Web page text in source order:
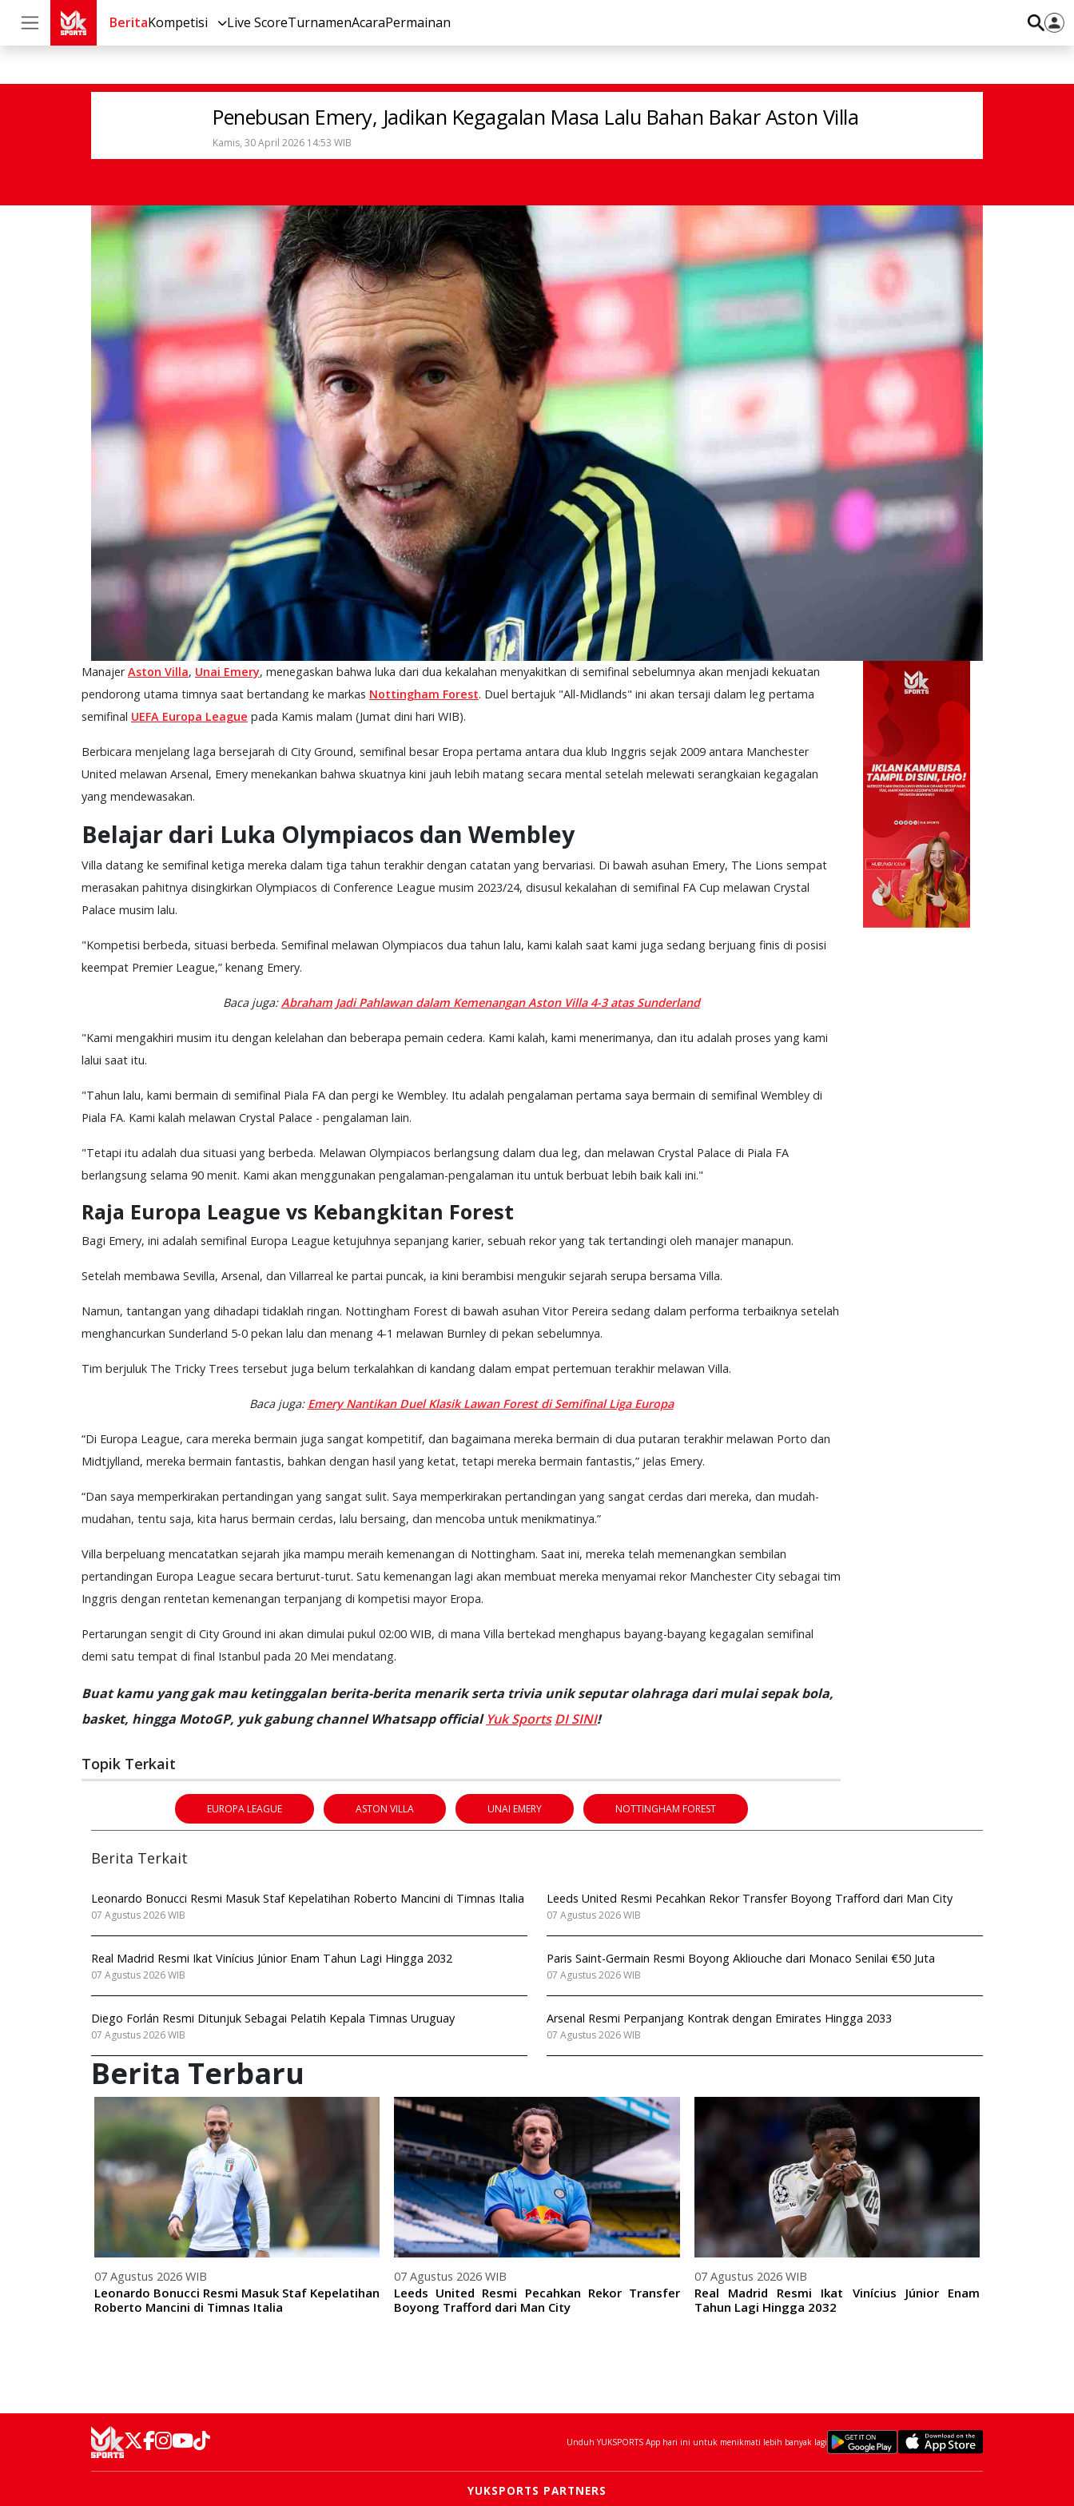
BeritaKompetisi Live ScoreTurnamenAcaraPermainan
Penebusan Emery, Jadikan Kegagalan Masa Lalu Bahan Bakar Aston Villa
Kamis, 30 April 2026 14:53 WIB
ManajerAston Villa, Unai Emery, menegaskan bahwa luka dari dua kekalahan menyakitkan di semifinal sebelumnya akan menjadi kekuatan
pendorong utama timnya saat bertandang ke markas Nottingham Forest. Duel bertajuk "All-Midlands" ini akan tersaji dalam leg pertama
semifinal UEFA Europa League pada Kamis malam (Jumat dini hari WIB).
Berbicara menjelang laga bersejarah di City Ground, semifinal besar Eropa pertama antara dua klub Inggris sejak 2009 antara Manchester
United melawan Arsenal, Emery menekankan bahwa skuatnya kini jauh lebih matang secara mental setelah melewati serangkaian kegagalan
yang mendewasakan.
Belajar dari Luka Olympiacos dan Wembley
Villa datang ke semifinal ketiga mereka dalam tiga tahun terakhir dengan catatan yang bervariasi. Di bawah asuhan Emery, The Lions sempat
merasakan pahitnya disingkirkan Olympiacos di Conference League musim 2023/24, disusul kekalahan di semifinal FA Cup melawan Crystal
Palace musim lalu.
"Kompetisi berbeda, situasi berbeda. Semifinal melawan Olympiacos dua tahun lalu, kami kalah saat kami juga sedang berjuang finis di posisi
keempat Premier League,” kenang Emery.
Baca juga:Abraham Jadi Pahlawan dalam Kemenangan Aston Villa 4-3 atas Sunderland
"Kami mengakhiri musim itu dengan kelelahan dan beberapa pemain cedera. Kami kalah, kami menerimanya, dan itu adalah proses yang kami
lalui saat itu.
"Tahun lalu, kami bermain di semifinal Piala FA dan pergi ke Wembley. Itu adalah pengalaman pertama saya bermain di semifinal Wembley di
Piala FA. Kami kalah melawan Crystal Palace - pengalaman lain.
"Tetapi itu adalah dua situasi yang berbeda. Melawan Olympiacos berlangsung dalam dua leg, dan melawan Crystal Palace di Piala FA
berlangsung selama 90 menit. Kami akan menggunakan pengalaman-pengalaman itu untuk berbuat lebih baik kali ini."
Raja Europa League vs Kebangkitan Forest
Bagi Emery, ini adalah semifinal Europa League ketujuhnya sepanjang karier, sebuah rekor yang tak tertandingi oleh manajer manapun.
Setelah membawa Sevilla, Arsenal, dan Villarreal ke partai puncak, ia kini berambisi mengukir sejarah serupa bersama Villa.
Namun, tantangan yang dihadapi tidaklah ringan. Nottingham Forest di bawah asuhan Vitor Pereira sedang dalam performa terbaiknya setelah
menghancurkan Sunderland 5-0 pekan lalu dan menang 4-1 melawan Burnley di pekan sebelumnya.
Tim berjuluk The Tricky Trees tersebut juga belum terkalahkan di kandang dalam empat pertemuan terakhir melawan Villa.
Baca juga: Emery Nantikan Duel Klasik Lawan Forest di Semifinal Liga Europa
“Di Europa League, cara mereka bermain juga sangat kompetitif, dan bagaimana mereka bermain di dua putaran terakhir melawan Porto dan
Midtjylland, mereka bermain fantastis, bahkan dengan hasil yang ketat, tetapi mereka bermain fantastis,” jelas Emery.
“Dan saya memperkirakan pertandingan yang sangat sulit. Saya memperkirakan pertandingan yang sangat cerdas dari mereka, dan mudah-
mudahan, tentu saja, kita harus bermain cerdas, lalu bersaing, dan mencoba untuk menikmatinya.”
Villa berpeluang mencatatkan sejarah jika mampu meraih kemenangan di Nottingham. Saat ini, mereka telah memenangkan sembilan
pertandingan Europa League secara berturut-turut. Satu kemenangan lagi akan membuat mereka menyamai rekor Manchester City sebagai tim
Inggris dengan rentetan kemenangan terpanjang di kompetisi mayor Eropa.
Pertarungan sengit di City Ground ini akan dimulai pukul 02:00 WIB, di mana Villa bertekad menghapus bayang-bayang kegagalan semifinal
demi satu tempat di final Istanbul pada 20 Mei mendatang.
Buat kamu yang gak mau ketinggalan berita-berita menarik serta trivia unik seputar olahraga dari mulai sepak bola,
basket, hingga MotoGP, yuk gabung channel Whatsapp official Yuk Sports DI SINI!
Topik Terkait
EUROPA LEAGUE ASTON VILLA UNAI EMERY NOTTINGHAM FOREST
Berita Terkait
Leonardo Bonucci Resmi Masuk Staf Kepelatihan Roberto Mancini di Timnas Italia
07 Agustus 2026 WIB
Leeds United Resmi Pecahkan Rekor Transfer Boyong Trafford dari Man City
07 Agustus 2026 WIB
Real Madrid Resmi Ikat Vinícius Júnior Enam Tahun Lagi Hingga 2032
07 Agustus 2026 WIB
Paris Saint-Germain Resmi Boyong Akliouche dari Monaco Senilai €50 Juta
07 Agustus 2026 WIB
Diego Forlán Resmi Ditunjuk Sebagai Pelatih Kepala Timnas Uruguay
07 Agustus 2026 WIB
Arsenal Resmi Perpanjang Kontrak dengan Emirates Hingga 2033
07 Agustus 2026 WIB
Berita Terbaru
07 Agustus 2026 WIB
Leonardo Bonucci Resmi Masuk Staf Kepelatihan
Roberto Mancini di Timnas Italia
07 Agustus 2026 WIB
Leeds United Resmi Pecahkan Rekor Transfer
Boyong Trafford dari Man City
07 Agustus 2026 WIB
Real Madrid Resmi Ikat Vinícius Júnior Enam
Tahun Lagi Hingga 2032
Unduh YUKSPORTS App hari ini untuk menikmati lebih banyak lagi
YUKSPORTS PARTNERS